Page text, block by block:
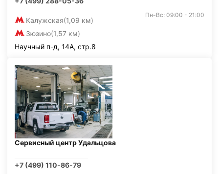
Калужская(1,09 км)
Зюзино(1,57 км)
Пн-Вс: 09:00 - 21:00
Научный п-д, 14А, стр.8
Сервисный центр Удальцова
+7 (499) 110-86-79